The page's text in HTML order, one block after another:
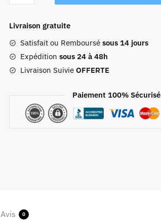
Sac
Dos
de
Voyage
Homme
Monde
(130L)
Livraison gratuite
Satisfait ou Remboursé sous 14 jours
Expédition sous 24 à 48h
Livraison Suivie OFFERTE
Paiement 100% Sécurisé
Avis 0